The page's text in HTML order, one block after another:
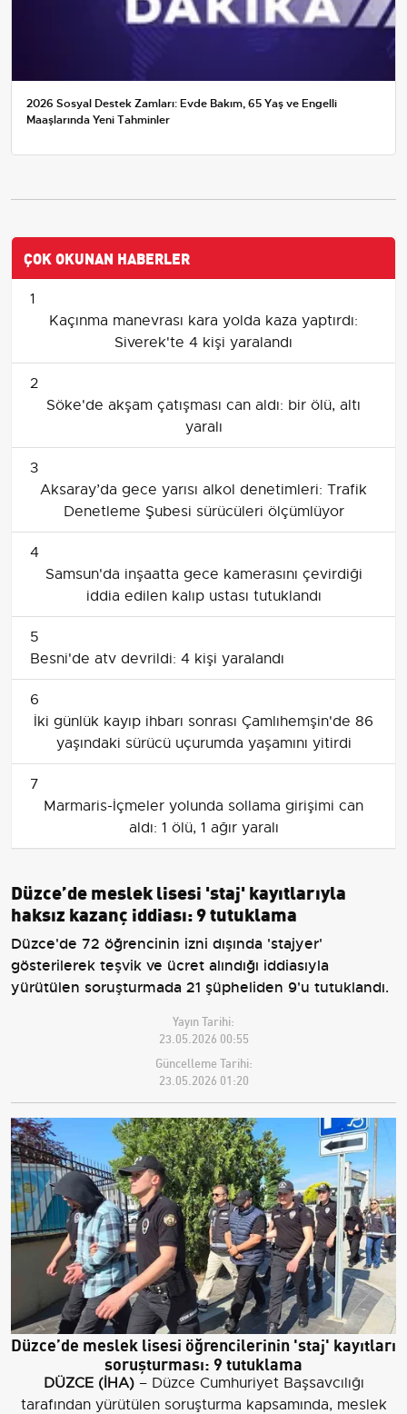
2026 Sosyal Destek Zamları: Evde Bakım, 65 Yaş ve Engelli
Maaşlarında Yeni Tahminler
ÇOK OKUNAN HABERLER
1
Kaçınma manevrası kara yolda kaza yaptırdı:
Siverek'te 4 kişi yaralandı
2
Söke'de akşam çatışması can aldı: bir ölü, altı
yaralı
3
Aksaray’da gece yarısı alkol denetimleri: Trafik
Denetleme Şubesi sürücüleri ölçümlüyor
4
Samsun'da inşaatta gece kamerasını çevirdiği
iddia edilen kalıp ustası tutuklandı
5
Besni'de atv devrildi: 4 kişi yaralandı
6
İki günlük kayıp ihbarı sonrası Çamlıhemşin'de 86
yaşındaki sürücü uçurumda yaşamını yitirdi
7
Marmaris-İçmeler yolunda sollama girişimi can
aldı: 1 ölü, 1 ağır yaralı
Düzce’de meslek lisesi 'staj' kayıtlarıyla
haksız kazanç iddiası: 9 tutuklama
Düzce'de 72 öğrencinin izni dışında 'stajyer'
gösterilerek teşvik ve ücret alındığı iddiasıyla
yürütülen soruşturmada 21 şüpheliden 9'u tutuklandı.
Yayın Tarihi:
23.05.2026 00:55
Güncelleme Tarihi:
23.05.2026 01:20
Düzce’de meslek lisesi öğrencilerinin 'staj' kayıtları
soruşturması: 9 tutuklama
DÜZCE (İHA)– Düzce Cumhuriyet Başsavcılığı
tarafından yürütülen soruşturma kapsamında, meslek